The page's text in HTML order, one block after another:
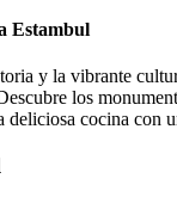
Estambul
y la vibrante
los
deliciosa cocina con